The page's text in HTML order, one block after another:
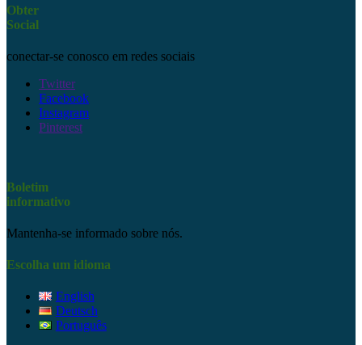
Obter
Social
conectar-se conosco em redes sociais
Twitter
Facebook
Instagram
Pinterest
Boletim
informativo
Mantenha-se informado sobre nós.
Escolha um idioma
English
Deutsch
Português